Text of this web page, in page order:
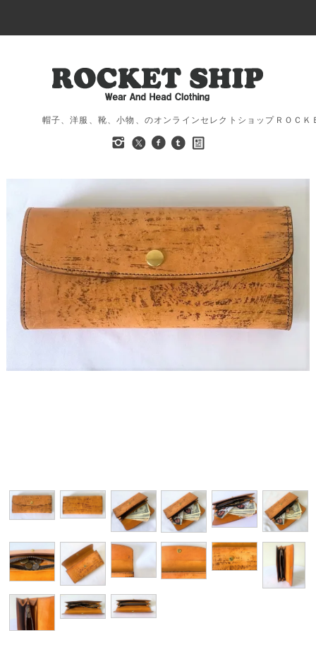
帽子、洋服、靴、小物、のオンラインセレクトショップＲＯＣ